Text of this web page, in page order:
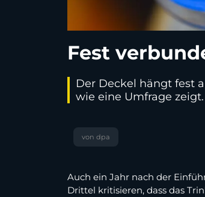
Fest
Der Deckel hängt fest
wie eine Umfrage
von dpa
Auch ein Jahr nach der
Drittel kritisieren, dass das